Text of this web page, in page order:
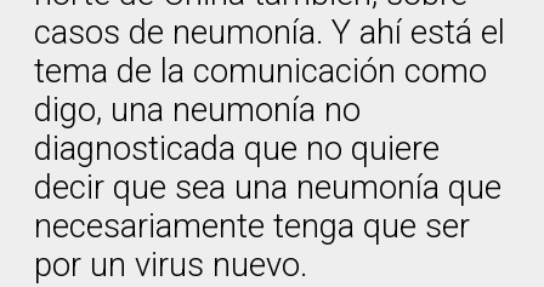
casos de neumonía. Y ahí está el
tema de la comunicación como
digo, una neumonía no
diagnosticada que no quiere
decir que sea una neumonía que
necesariamente tenga que ser
por un virus nuevo.